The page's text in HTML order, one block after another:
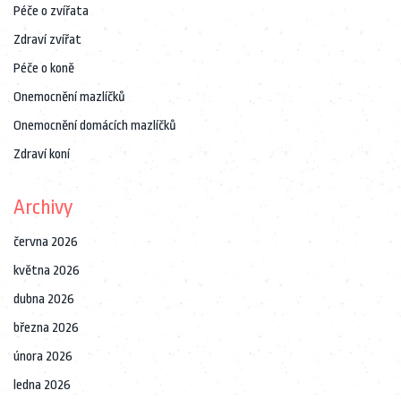
Péče o zvířata
Zdraví zvířat
Péče o koně
Onemocnění mazlíčků
Onemocnění domácích mazlíčků
Zdraví koní
Archivy
června 2026
května 2026
dubna 2026
března 2026
února 2026
ledna 2026